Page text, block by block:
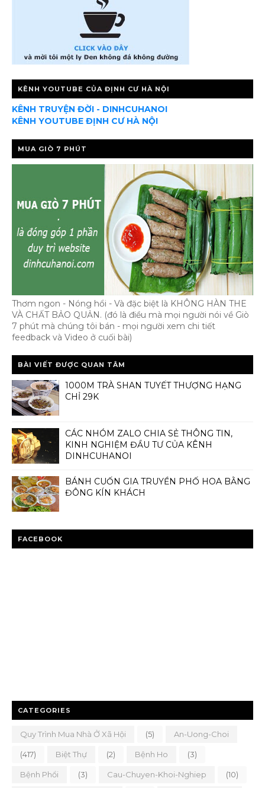
KÊNH YOUTUBE CỦA ĐỊNH CƯ HÀ NỘI
KÊNH TRUYỆN ĐỜI - DINHCUHANOI
KÊNH YOUTUBE ĐỊNH CƯ HÀ NỘI
MUA GIÒ 7 PHÚT
Thơm ngon - Nóng hổi - Và đặc biệt là KHÔNG HÀN THE
VÀ CHẤT BẢO QUẢN. (đó là điều mà mọi người nói về Giò
7 phút mà chúng tôi bán - mọi người xem chi tiết
feedback và Video ở cuối bài)
BÀI VIẾT ĐƯỢC QUAN TÂM
1000M TRÀ SHAN TUYẾT THƯỢNG HẠNG
CHỈ 29K
CÁC NHÓM ZALO CHIA SẺ THÔNG TIN,
KINH NGHIỆM ĐẦU TƯ CỦA KÊNH
DINHCUHANOI
BÁNH CUỐN GIA TRUYỀN PHỐ HOA BẰNG
ĐÔNG KÍN KHÁCH
FACEBOOK
CATEGORIES
Quy Trình Mua Nhà Ở Xã Hội (5) An-Uong-Choi
(417) Biệt Thự (2) Bệnh Ho (3)
Bệnh Phổi (3) Cau-Chuyen-Khoi-Nghiep (10)